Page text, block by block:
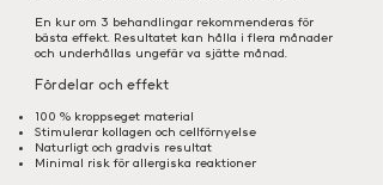
En kur om 3 behandlingar rekommenderas för
bästa effekt. Resultatet kan hålla i flera månader
och underhållas ungefär va sjätte månad.
Fördelar och effekt
100 % kroppseget material
Stimulerar kollagen och cellförnyelse
Naturligt och gradvis resultat
Minimal risk för allergiska reaktioner